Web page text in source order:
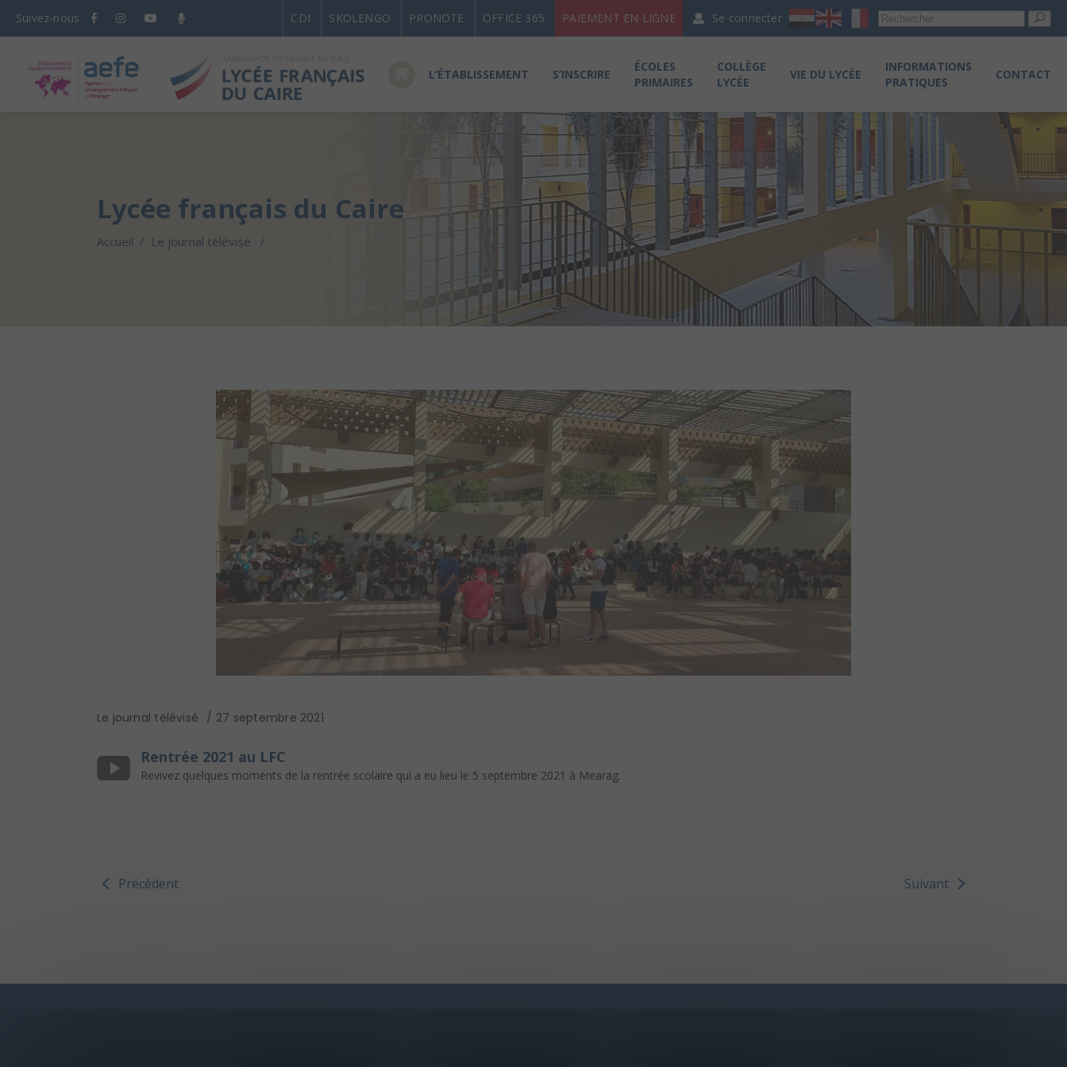
Suivez-nous CDI SKOLENGO PRONOTE OFFICE 365 PAIEMENT EN LIGNE Se connecter
L’ÉTABLISSEMENT S’INSCRIRE
ÉCOLES
PRIMAIRES
COLLÈGE
LYCÉE
VIE DU LYCÉE
INFORMATIONS
PRATIQUES
CONTACT
Lycée français du Caire
Accueil / Le journal télévisé /
Le journal télévisé 27 septembre 2021
Rentrée 2021 au LFC
Revivez quelques moments de la rentrée scolaire qui a eu lieu le 5 septembre 2021 à Mearag.
Précédent Suivant